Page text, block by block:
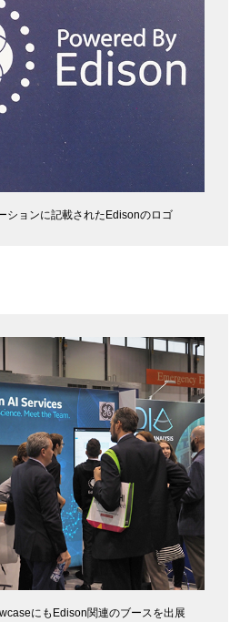
ションに記載されたEdisonのロゴ
にもEdison関連のブースを出展